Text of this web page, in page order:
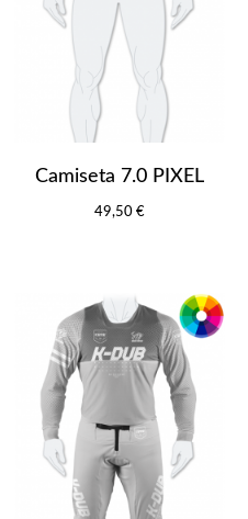
Camiseta 7.0 PIXEL
49,50 €